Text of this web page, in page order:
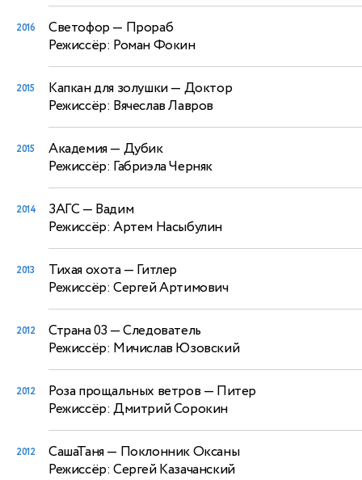
2016 Светофор — Прораб
Режиссёр: Роман Фокин
2015 Капкан для золушки— Доктор
Режиссёр: Вячеслав Лавров
2015 Академия— Дубик
Режиссёр: Габриэла Черняк
2014 ЗАГС— Вадим
Режиссёр: Артем Насыбулин
2013 Тихая охота— Гитлер
Режиссёр: Сергей Артимович
2012 Страна 03— Следователь
Режиссёр: Мичислав Юзовский
2012 Роза прощальных ветров — Питер
Режиссёр: Дмитрий Сорокин
2012 СашаТаня— Поклонник Оксаны
Режиссёр: Сергей Казачанский